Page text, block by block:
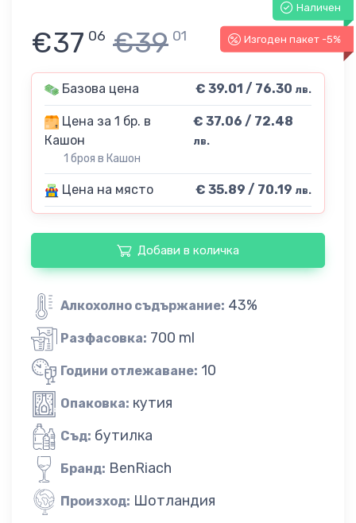
Наличен
Изгоден пакет -5%
€37 06 €39 01
Базова цена € 39.01 / 76.30 лв.
Цена за 1 бр. в
Кашон
1 броя в Кашон
€ 37.06 / 72.48
лв.
Цена на място € 35.89 / 70.19 лв.
Добави в количка
Алкохолно съдържание: 43%
Разфасовка: 700 ml
Години отлежаване: 10
Опаковка: кутия
Съд: бутилка
Бранд: BenRiach
Произход: Шотландия